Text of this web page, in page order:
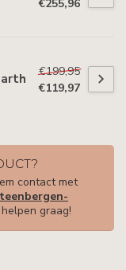
€255,96
€199,95
€119,97
contact met
graag!